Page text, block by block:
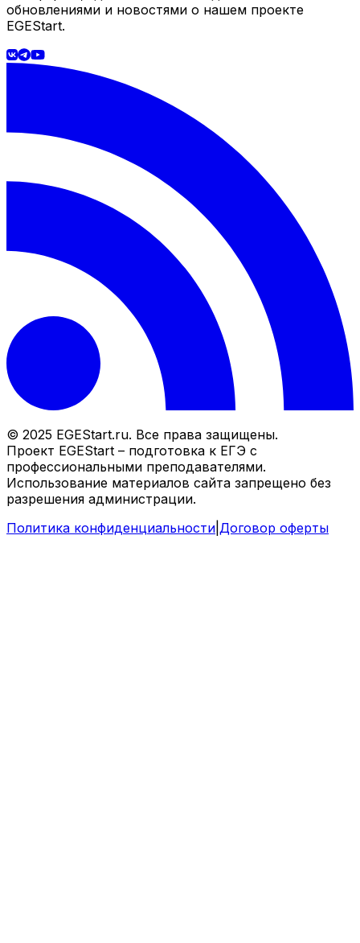
обновлениями и новостями о нашем проекте
EGEStart.
© 2025 EGEStart.ru. Все права защищены.
Проект EGEStart – подготовка к ЕГЭ с
профессиональными преподавателями.
Использование материалов сайта запрещено без
разрешения администрации.
Политика конфиденциальности Договор оферты